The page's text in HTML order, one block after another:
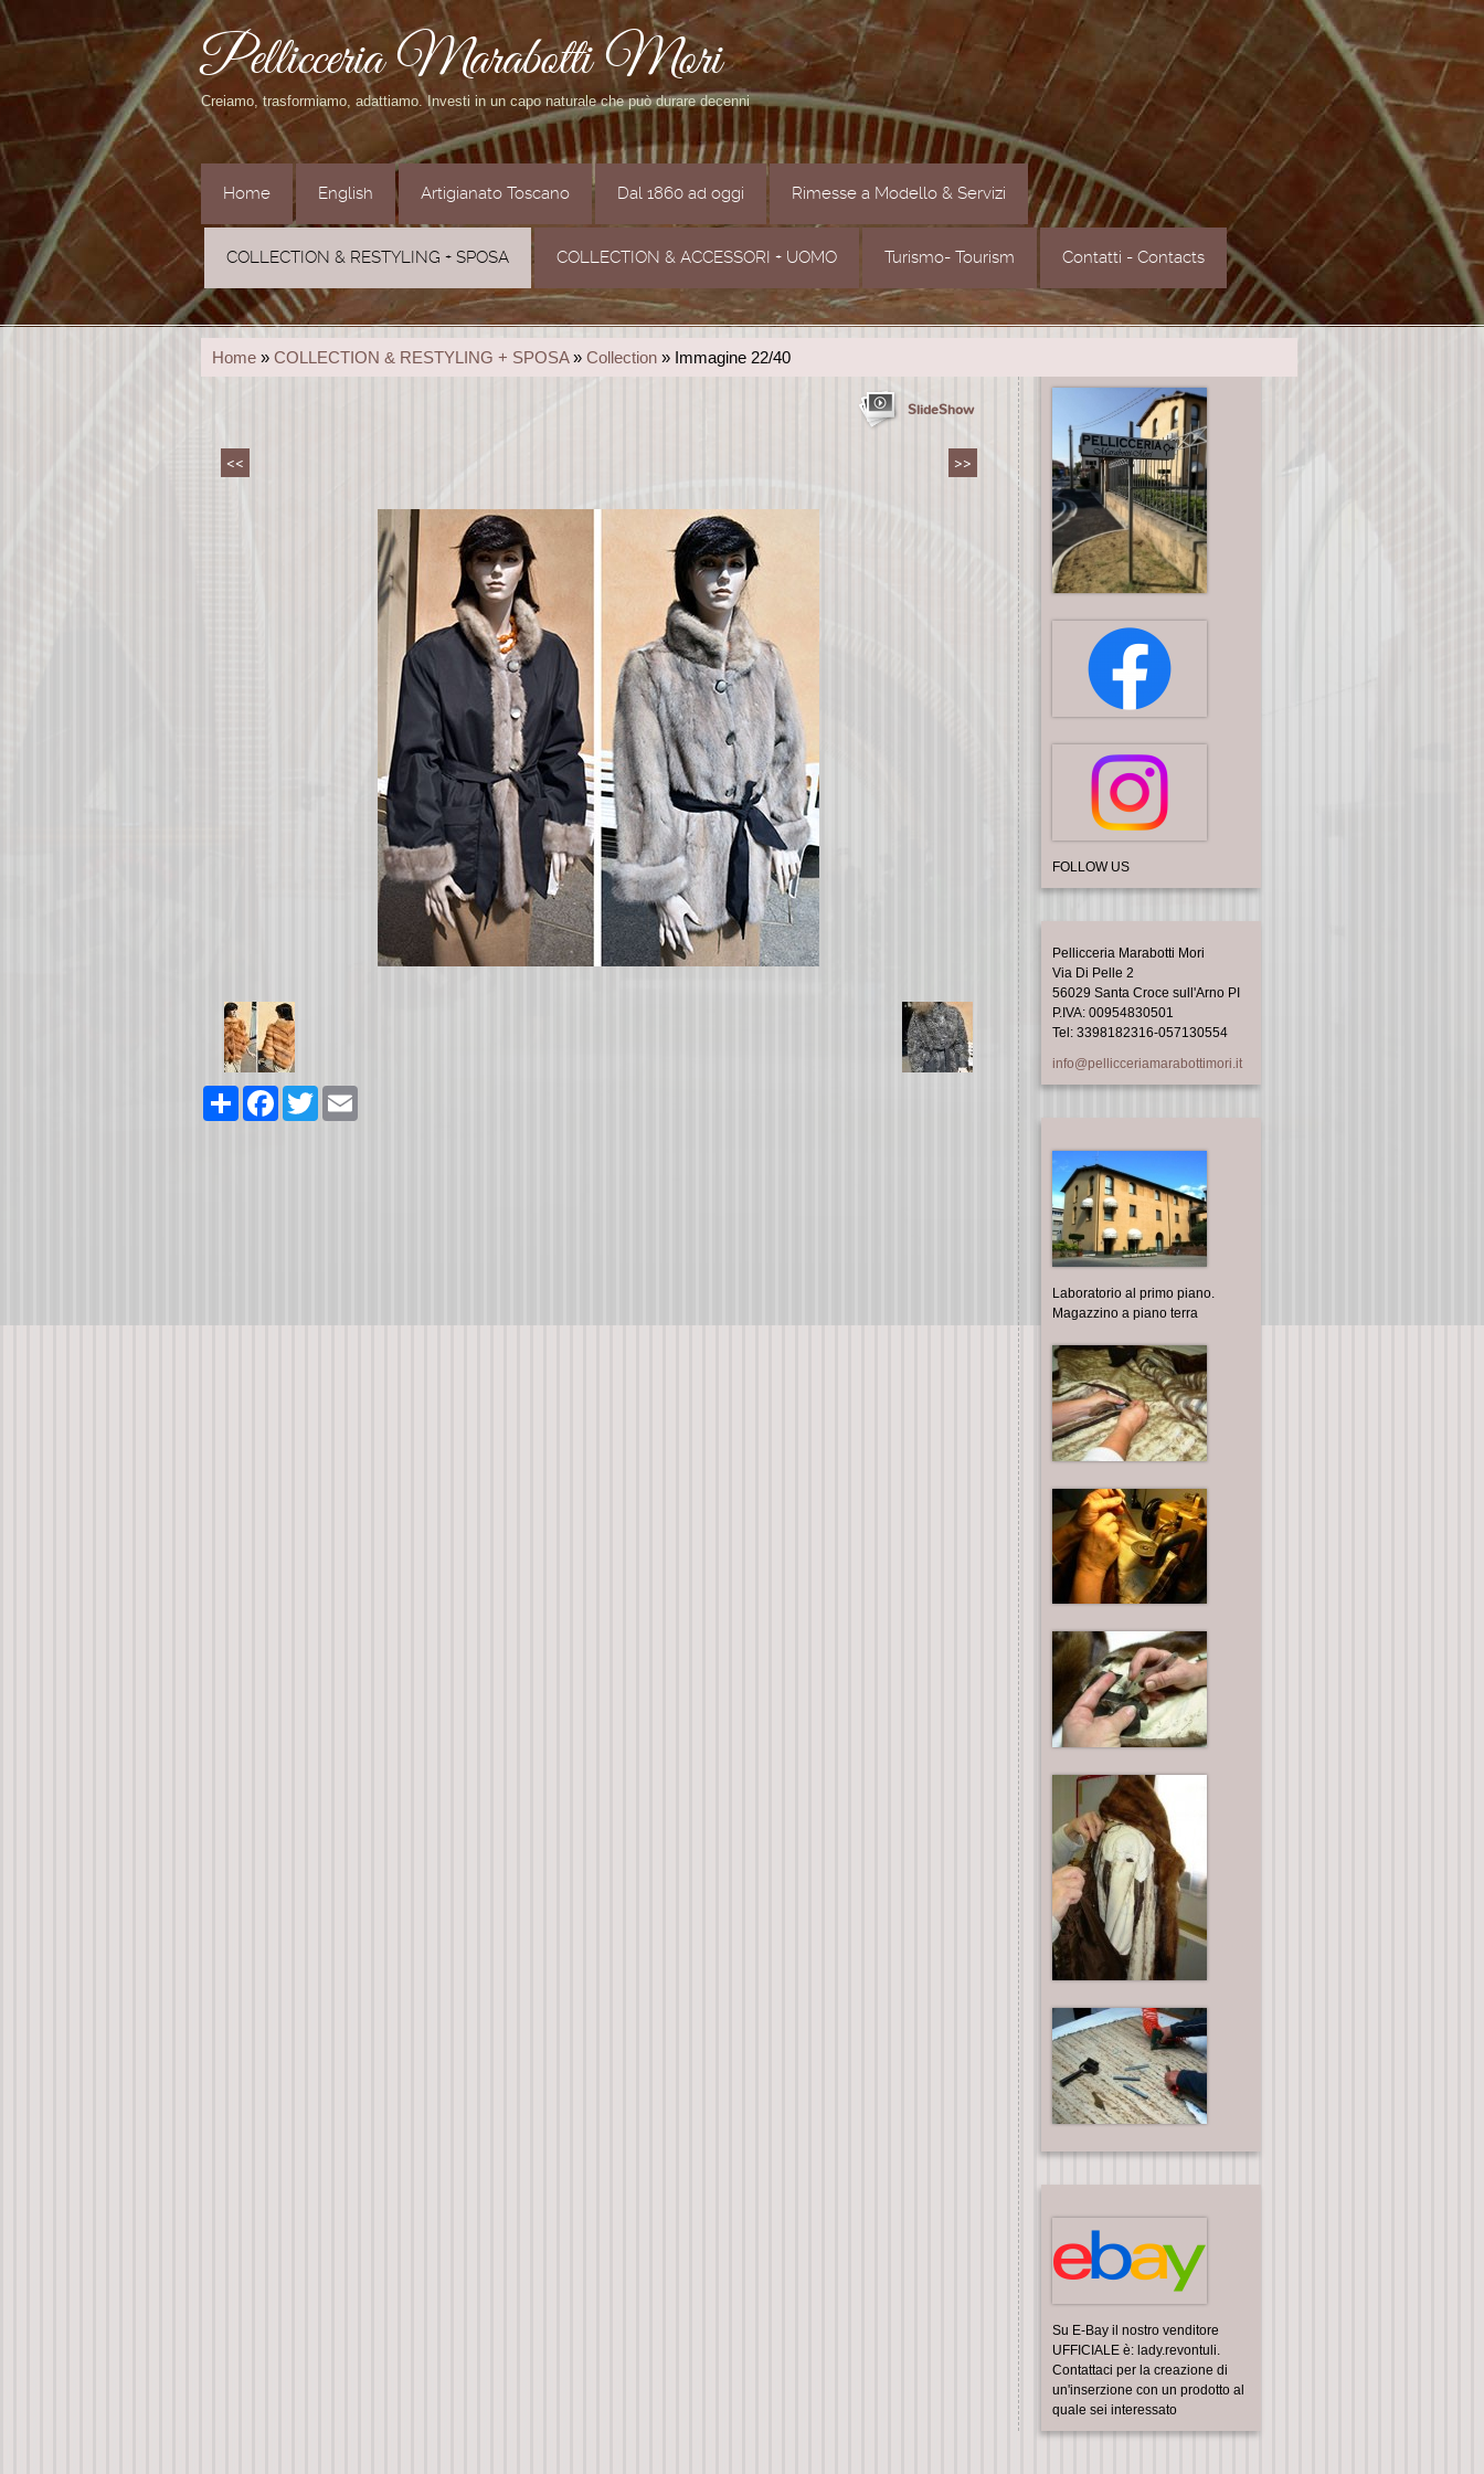
Pellicceria Marabotti Mori
Creiamo, trasformiamo, adattiamo. Investi in un capo naturale che può durare decenni
Home English Artigianato Toscano Dal 1860 ad oggi Rimesse a Modello & Servizi
COLLECTION & RESTYLING + SPOSA COLLECTION & ACCESSORI + UOMO Turismo- Tourism Contatti - Contacts
Home » COLLECTION & RESTYLING + SPOSA» Collection » Immagine 22/40
SlideShow
<< >>
Share FacebookTwitter
FOLLOW US
Pellicceria Marabotti Mori
Via Di Pelle 2
56029 Santa Croce sull'Arno PI
P.IVA: 00954830501
Tel: 3398182316-057130554
info@pellicceriamarabottimori.it
Laboratorio al primo piano.
Magazzino a piano terra
Su E-Bay il nostro venditore
UFFICIALE è: lady.revontuli.
Contattaci per la creazione di
un'inserzione con un prodotto al
quale sei interessato